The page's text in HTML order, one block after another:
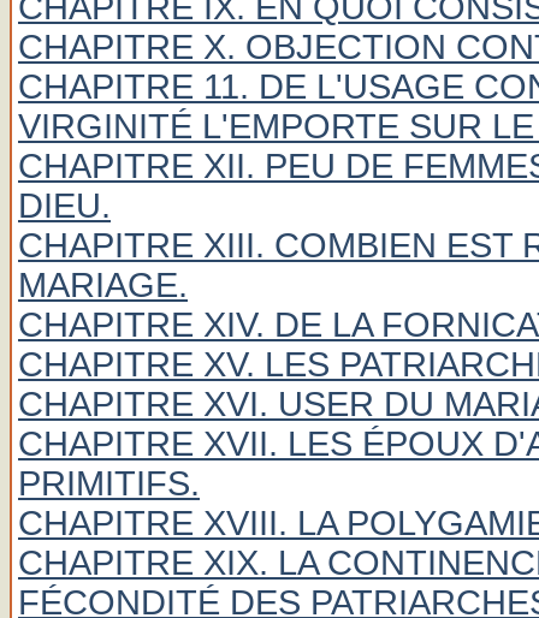
CHAPITRE X. OBJECTION
CHAPITRE 11. DE L'USAGE
VIRGINITÉ L'EMPORTE SUR
CHAPITRE XII. PEU DE
DIEU.
CHAPITRE XIII. COMBIEN EST
MARIAGE.
CHAPITRE XIV. DE LA
CHAPITRE XV. LES
CHAPITRE XVI. USER DU
CHAPITRE XVII. LES ÉPOUX
PRIMITIFS.
CHAPITRE XVIII. LA
CHAPITRE XIX. LA
FÉCONDITÉ DES